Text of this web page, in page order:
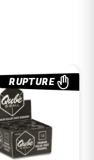
RUPTURE